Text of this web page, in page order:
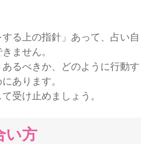
る上の指針」あって、占い自
ません。
るべきか、どのように行動す
あります。
受け止めましょう。
い方